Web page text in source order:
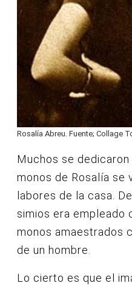
Rosalía Abreu. Fuente; Collage
Muchos se
monos de Rosalía se
labores de la casa.
simios era empleado
monos amaestrados
de un hombre.
Lo cierto es que el